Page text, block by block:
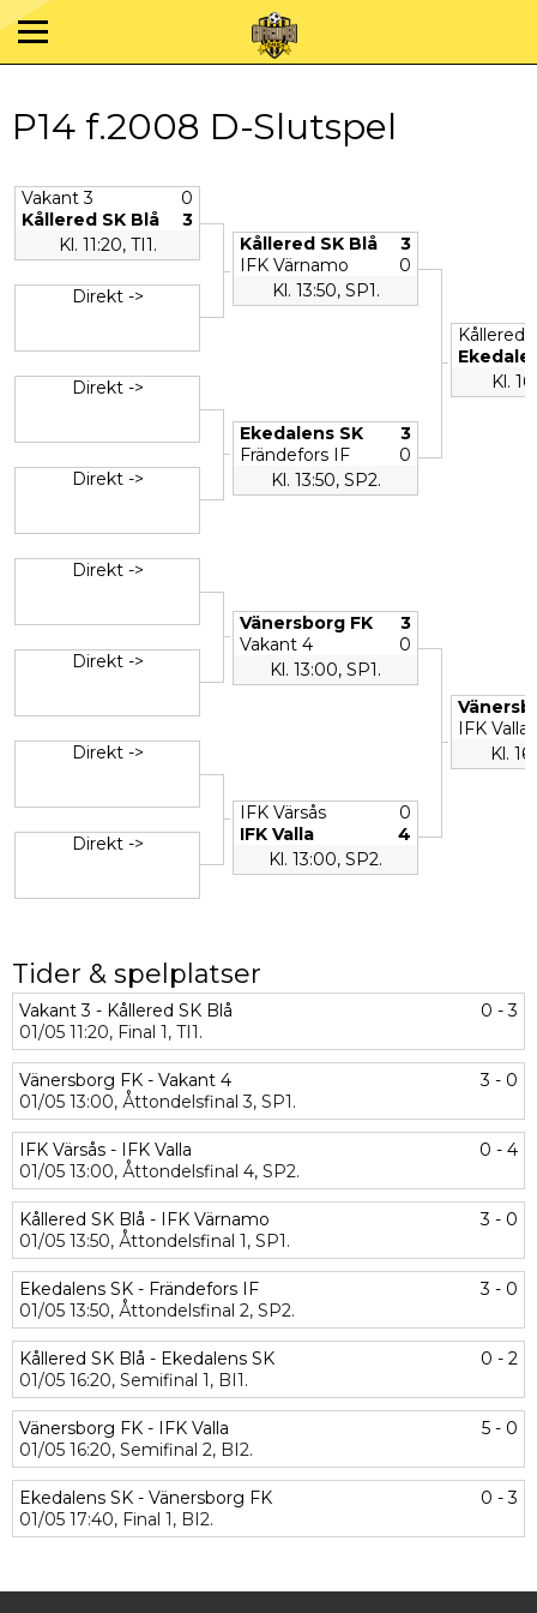
P14 f.2008 D-Slutspel
Vakant 3
0
Kållered SK Blå
3
Kl. 11:20, TI1.
Direkt ->
Direkt ->
Direkt ->
Direkt ->
Direkt ->
Direkt ->
Direkt ->
Kållered SK Blå
3
IFK Värnamo
0
Kl. 13:50, SP1.
Ekedalens SK
3
Frändefors IF
0
Kl. 13:50, SP2.
Vänersborg FK
3
Vakant 4
0
Kl. 13:00, SP1.
IFK Värsås
0
IFK Valla
4
Kl. 13:00, SP2.
Kållered
Kl.
IFK Valla
Kl.
Tider & spelplatser
Vakant 3 - Kållered SK Blå
0 - 3
01/05 11:20, Final 1, TI1.
Vänersborg FK - Vakant 4
3 - 0
01/05 13:00, Åttondelsfinal 3, SP1.
IFK Värsås - IFK Valla
0 - 4
01/05 13:00, Åttondelsfinal 4, SP2.
Kållered SK Blå - IFK Värnamo
3 - 0
01/05 13:50, Åttondelsfinal 1, SP1.
Ekedalens SK - Frändefors IF
3 - 0
01/05 13:50, Åttondelsfinal 2, SP2.
Kållered SK Blå - Ekedalens SK
0 - 2
01/05 16:20, Semifinal 1, BI1.
Vänersborg FK - IFK Valla
5 - 0
01/05 16:20, Semifinal 2, BI2.
Ekedalens SK - Vänersborg FK
0 - 3
01/05 17:40, Final 1, BI2.